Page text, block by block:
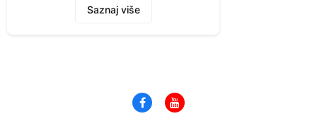
Saznaj više